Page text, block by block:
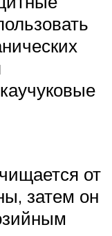
от
затем он